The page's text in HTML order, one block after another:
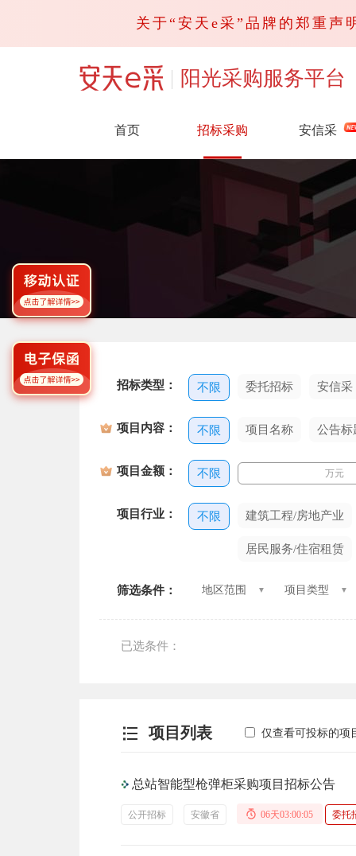
关于“安天e采”品牌的郑重
阳光采购服务平台
首页 招标采购 安信采
招标类型： 不限 委托招标 安信采
项目内容： 不限 项目名称 公告标
项目金额： 不限 万元
项目行业： 不限 建筑工程/房地产业
居民服务/住宿租赁
筛选条件： 地区范围 项目类型
已选条件：
仅查看可投标的项
项目列表
总站智能型枪弹柜采购项目招标公告
公开招标 安徽省 06天03:00:04 委托